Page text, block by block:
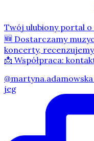
Twój ulubiony portal o
🆕 Dostarczamy
koncerty, recenzujemy
📩 Współpraca:
jeg